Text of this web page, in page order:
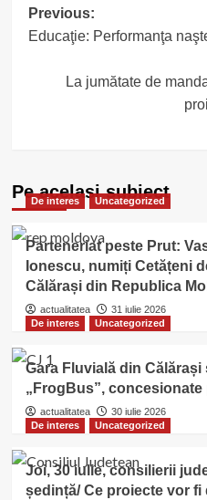
Post
navigation
Previous:
Educaţie: Performanţa
La jumătate de
Pe acelasi subiect
De interes Uncategorized
Parteneriat peste Prut:
Ionescu, numiți Cetățeni
Călărași din Republica
actualitatea
31 iulie 2026
De interes
Uncategorized
Gara Fluvială din
„FrogBus”, concesionate
actualitatea
30 iulie 2026
De interes
Uncategorized
Joi, 30 iulie, consilierii
ședință/ Ce proiecte vor fi